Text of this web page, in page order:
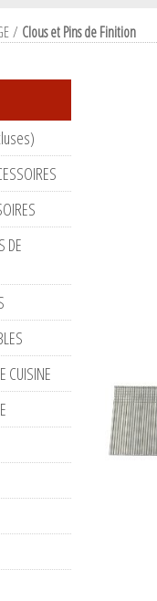
/ Clous et Pins de Finition
DE
CUISINE